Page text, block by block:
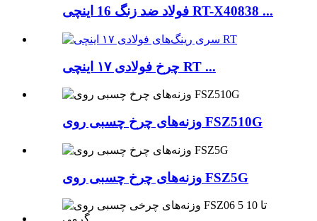
فولاد ضد زنگ 16 اینچی RT-X40838 ...
چرخ فولادی ۱۷ اینچی RT ...
وزنه‌های چرخ چسبی روی FSZ510G
وزنه‌های چرخ چسبی روی FSZ5G